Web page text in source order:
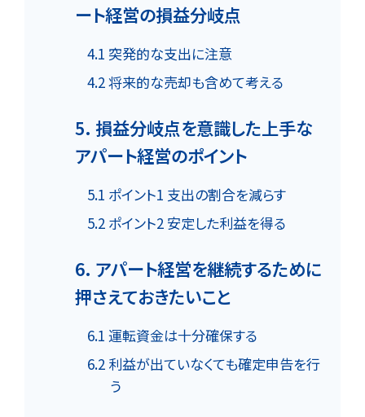
ート経営の損益分岐点
4.1 突発的な支出に注意
4.2 将来的な売却も含めて考える
5. 損益分岐点を意識した上手な
アパート経営のポイント
5.1 ポイント1 支出の割合を減らす
5.2 ポイント2 安定した利益を得る
6. アパート経営を継続するために
押さえておきたいこと
6.1 運転資金は十分確保する
6.2 利益が出ていなくても確定申告を行
う